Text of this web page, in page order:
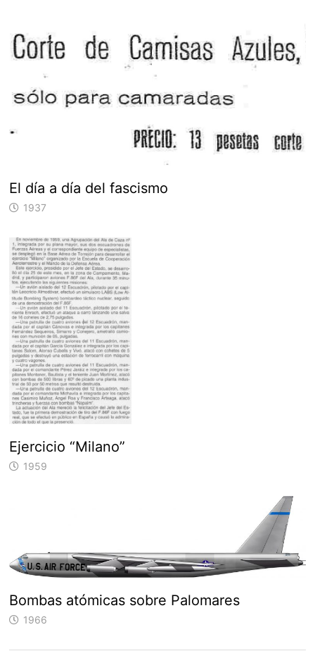
El día a día del fascismo
1937
Ejercicio “Milano”
1959
Bombas atómicas sobre Palomares
1966